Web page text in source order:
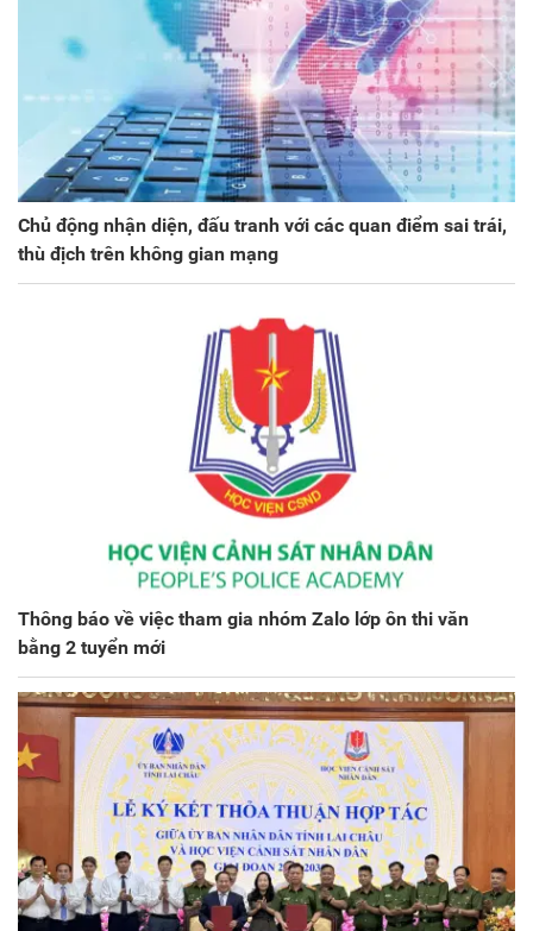
Chủ động nhận diện, đấu tranh với các quan điểm sai trái,
thù địch trên không gian mạng
Thông báo về việc tham gia nhóm Zalo lớp ôn thi văn
bằng 2 tuyển mới